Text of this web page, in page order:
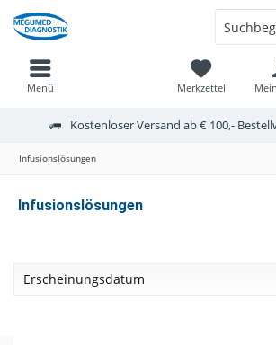
Kostenloser Versand ab € 100,-
Merkzettel
Menü
Infusionslösungen
Infusionslösungen